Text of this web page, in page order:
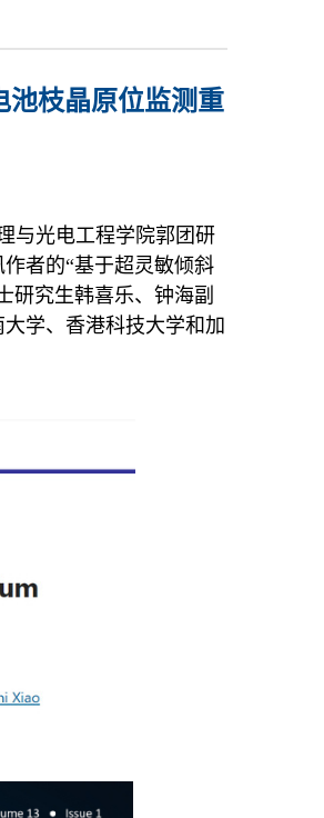
池枝晶原位监测重
与光电工程学院郭团研
作者的“基于超灵敏倾斜
研究生韩喜乐、钟海副
学、香港科技大学和加